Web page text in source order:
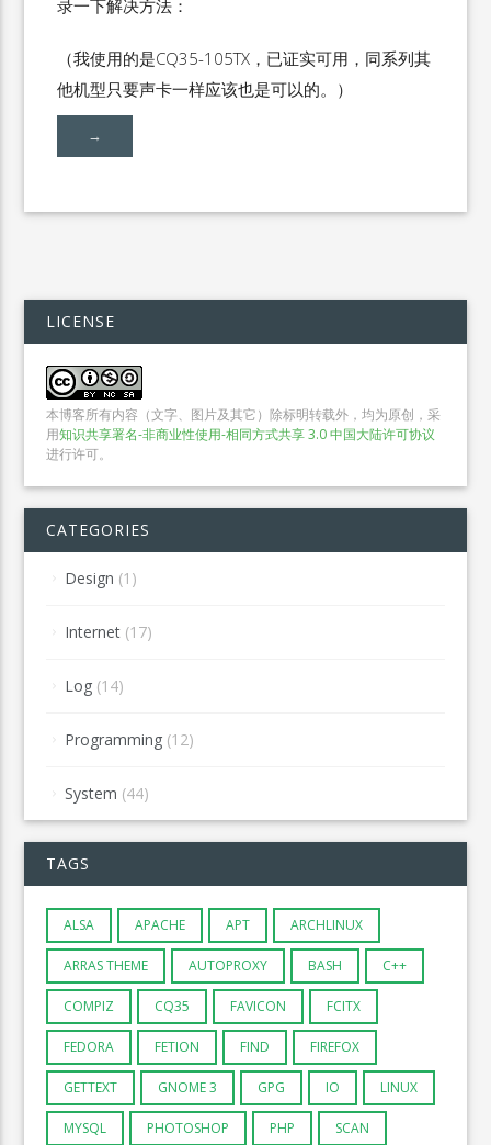
录一下解决方法：
（我使用的是CQ35-105TX，已证实可用，同系列其
他机型只要声卡一样应该也是可以的。）
→
LICENSE
本博客所有内容（文字、图片及其它）除标明转载外，均为原创，采
用知识共享署名-非商业性使用-相同方式共享 3.0 中国大陆许可协议
进行许可。
CATEGORIES
Design (1)
Internet (17)
Log (14)
Programming (12)
System (44)
TAGS
ALSA APACHE APT ARCHLINUX
ARRAS THEME AUTOPROXY BASH C++
COMPIZ CQ35 FAVICON FCITX
FEDORA FETION FIND FIREFOX
GETTEXT GNOME 3 GPG IO LINUX
MYSQL PHOTOSHOP PHP SCAN